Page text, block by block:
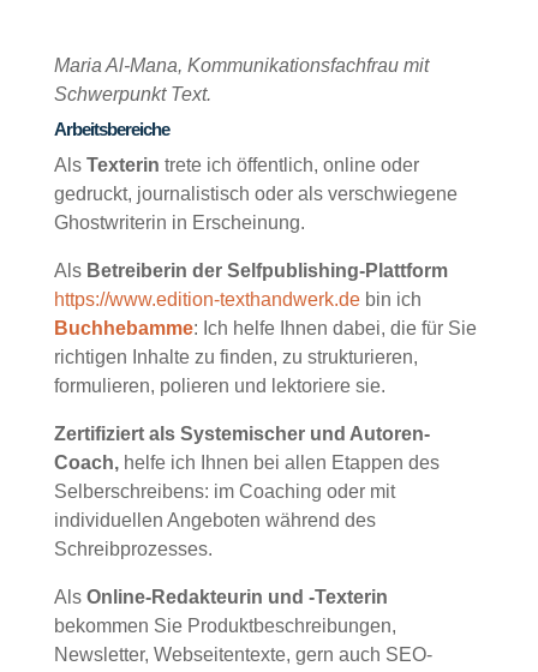
Maria Al-Mana, Kommunikationsfachfrau mit
Schwerpunkt Text.
Arbeitsbereiche
Als Texterin trete ich öffentlich, online oder
gedruckt, journalistisch oder als verschwiegene
Ghostwriterin in Erscheinung.
Als Betreiberin der Selfpublishing-Plattform
https://www.edition-texthandwerk.debin ich
Buchhebamme: Ich helfe Ihnen dabei, die für Sie
richtigen Inhalte zu finden, zu strukturieren,
formulieren, polieren und lektoriere sie.
Zertifiziert als Systemischer und Autoren-
Coach,helfe ich Ihnen bei allen Etappen des
Selberschreibens: im Coaching oder mit
individuellen Angeboten während des
Schreibprozesses.
Als Online-Redakteurin und -Texterin
bekommen Sie Produktbeschreibungen,
Newsletter, Webseitentexte, gern auch SEO-